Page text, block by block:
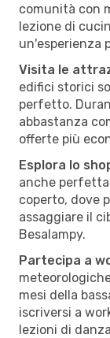
comunità con
lezione di
un'esperienza
Visita le
edifici storici
perfetto.
abbastanza
offerte più
Esplora lo
anche perfetta
coperto, dove
assaggiare il
Besalampy.
Partecipa a
mesi della
iscriversi a
lezioni di